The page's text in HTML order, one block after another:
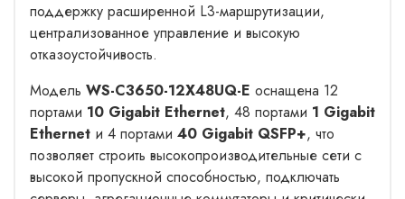
поддержку расширенной L3-маршрутизации,
централизованное управление и высокую
отказоустойчивость.
Модель WS-C3650-12X48UQ-E оснащена 12
портами 10 Gigabit Ethernet, 48 портами 1 Gigabit
Ethernet и 4 портами 40 Gigabit QSFP+, что
позволяет строить высокопроизводительные сети с
высокой пропускной способностью, подключать